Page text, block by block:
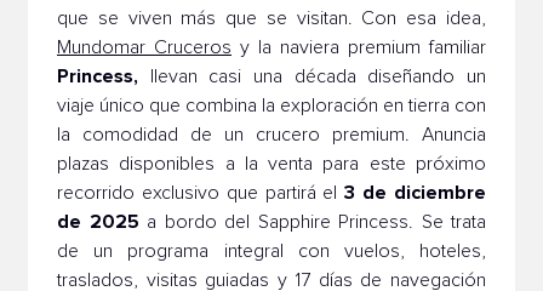
que se viven más que se visitan. Con esa idea,
Mundomar Cruceros y la naviera premium familiar
Princess,
llevan casi una década diseñando un
viaje único que combina la exploración en tierra con
la comodidad de un crucero premium. Anuncia
plazas disponibles a la venta para este próximo
recorrido exclusivo que partirá el3 de diciembre
de 2025 a bordo del Sapphire Princess. Se trata
de un programa integral con vuelos, hoteles,
traslados, visitas guiadas y 17 días de navegación